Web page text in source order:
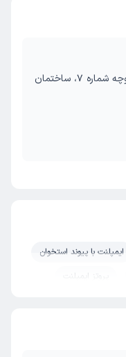
کرمان، خیابان استقلال، کوچه شماره 7، ساختمان
ایمپلنت با پیوند استخوان
پروتز ایمپلنت